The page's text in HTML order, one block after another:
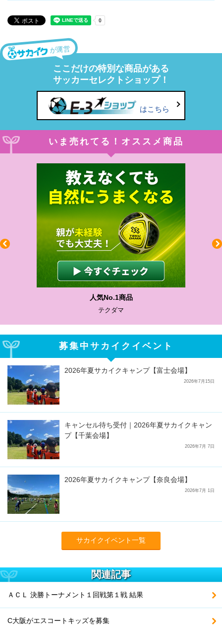
が運営
ここだけの特別な商品がある
サッカーセレクトショップ！
はこちら
いま売れてる！オススメ商品
人気No.1商品
テクダマ
募集中サカイクイベント
2026年夏サカイクキャンプ【富士会場】
2026年7月15日
キャンセル待ち受付｜2026年夏サカイクキャン
プ【千葉会場】
2026年7月 7日
2026年夏サカイクキャンプ【奈良会場】
2026年7月 1日
サカイクイベント一覧
関連記事
ＡＣＬ 決勝トーナメント１回戦第１戦 結果
C大阪がエスコートキッズを募集